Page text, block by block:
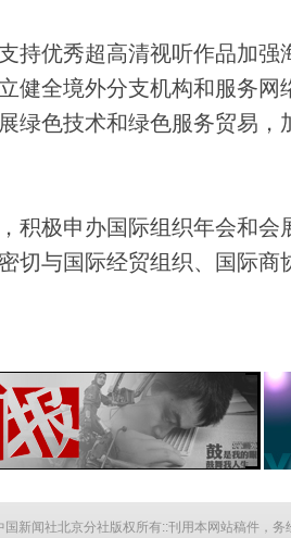
优秀超高清视听作品加强
健全境外分支机构和服务网
绿色技术和绿色服务贸易，
极申办国际组织年会和会
切与国际经贸组织、国际商
国新闻社北京分社版权所有::刊用本网站稿件，务